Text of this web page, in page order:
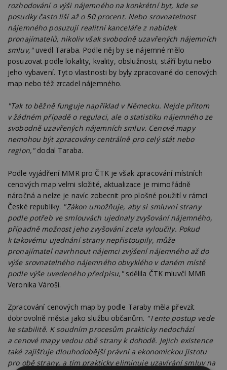
rozhodování o výši nájemného na konkrétní byt, kde se
posudky často liší až o 50 procent. Nebo srovnatelnost
nájemného posuzují realitní kanceláře z nabídek
pronajímatelů, nikoliv však svobodně uzavřených nájemních
smluv,"uvedl Taraba. Podle něj by se nájemné mělo
posuzovat podle lokality, kvality, obslužnosti, stáří bytu nebo
jeho vybavení. Tyto vlastnosti by byly zpracované do cenových
map nebo též zrcadel nájemného.
"Tak to běžně funguje například v Německu. Nejde přitom
v žádném případě o regulaci, ale o statistiku nájemného ze
svobodně uzavřených nájemních smluv. Cenové mapy
nemohou být zpracovány centrálně pro celý stát nebo
region,"dodal Taraba.
Podle vyjádření MMR pro ČTK je však zpracování místních
cenových map velmi složité, aktualizace je mimořádně
náročná a nelze je navíc zobecnit pro plošné použití v rámci
České republiky. "Zákon umožňuje, aby si smluvní strany
podle potřeb ve smlouvách ujednaly zvyšování nájemného,
případně možnost jeho zvyšování zcela vyloučily. Pokud
k takovému ujednání strany nepřistoupily, může
pronajímatel navrhnout nájemci zvýšení nájemného až do
výše srovnatelného nájemného obvyklého v daném místě
podle výše uvedeného předpisu,"sdělila ČTK mluvčí MMR
Veronika Vároši.
Zpracování cenových map by podle Taraby měla převzít
dobrovolně města jako službu občanům. "Tento postup vede
ke stabilitě. K soudním procesům prakticky nedochází
a cenové mapy vedou obě strany k dohodě. Jejich existence
také zajišťuje dlouhodobější právní a ekonomickou jistotu
pro obě strany, a tím prakticky eliminuje uzavírání smluv na